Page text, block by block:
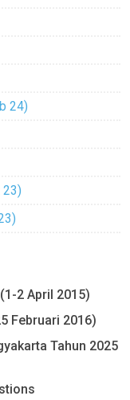
24)
23)
2 April 2015)
Februari 2016)
Tahun 2025